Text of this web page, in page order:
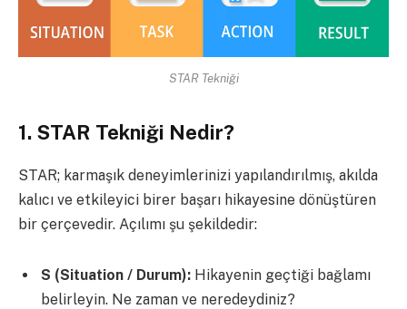
STAR Tekniği
1. STAR Tekniği Nedir?
STAR; karmaşık deneyimlerinizi yapılandırılmış, akılda
kalıcı ve etkileyici birer başarı hikayesine dönüştüren
bir çerçevedir. Açılımı şu şekildedir:
S (Situation / Durum): Hikayenin geçtiği bağlamı
belirleyin. Ne zaman ve neredeydiniz?